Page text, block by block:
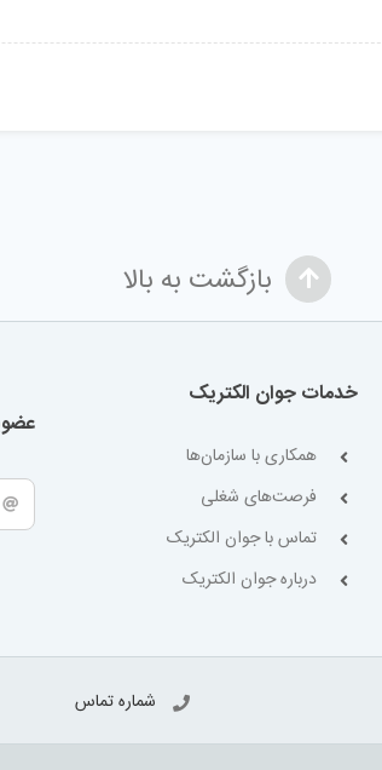
بازگشت به بالا
خدمات جوان الکتریک
همکاری با سازمان‌ها
فرصت‌های شغلی
تماس با جوان الکتریک
درباره جوان الکتریک
شماره تماس